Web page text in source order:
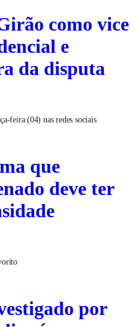
como vice
e
da disputa
feira (04) nas redes sociais
que
deve ter
por